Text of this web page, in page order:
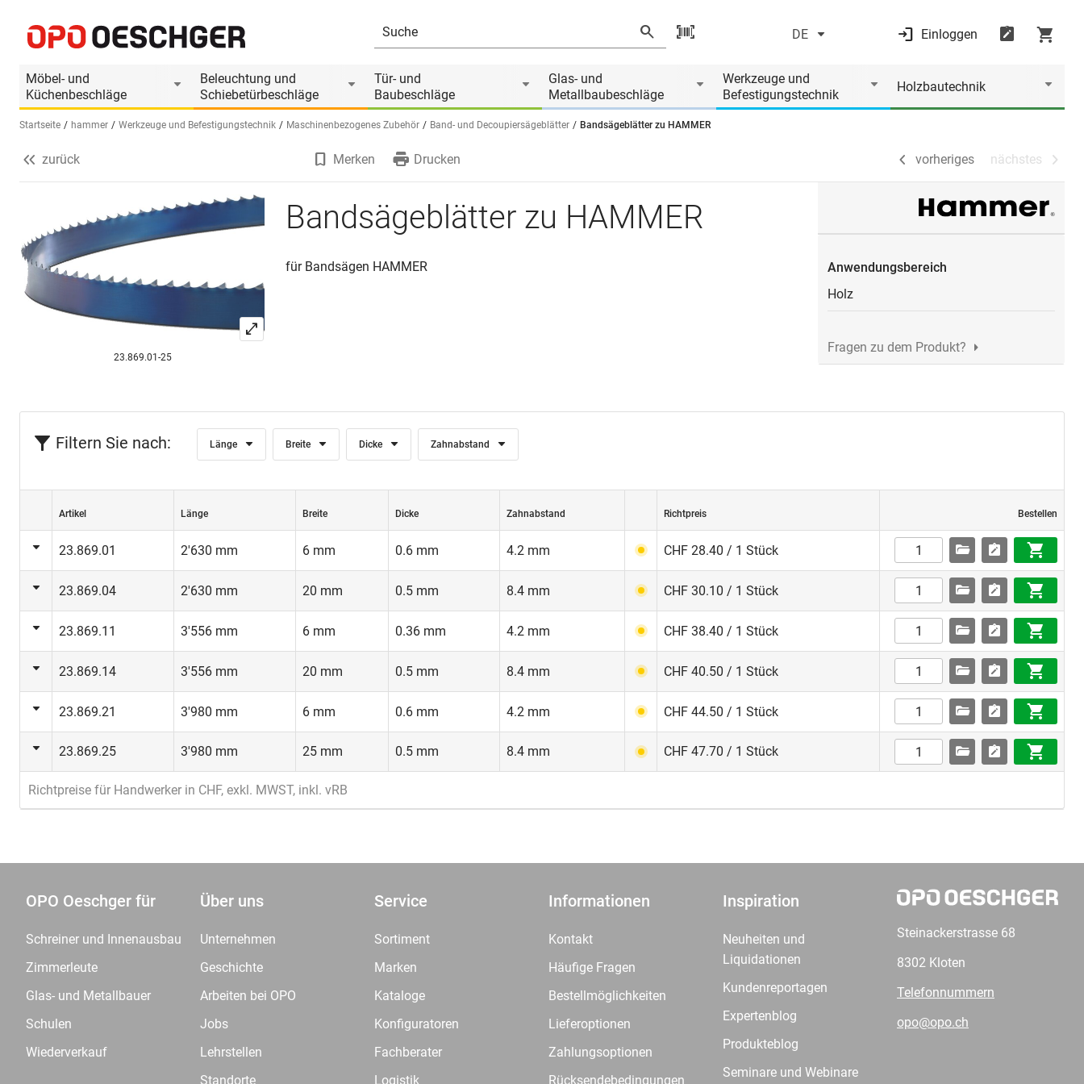
DE Einloggen
Möbel- und
Küchenbeschläge
Beleuchtung und
Schiebetürbeschläge
Tür- und
Baubeschläge
Glas- und
Metallbaubeschläge
Werkzeuge und
Befestigungstechnik
Holzbautechnik
Sprache wählen (DE)
Startseite hammer Werkzeuge und Befestigungstechnik Maschinenbezogenes Zubehör Band- und Decoupiersägeblätter Bandsägeblätter zu HAMMER
Produktinformationen
vorheriges nächstes
zurück Merken Drucken vorheriges nächstes
23.869.01-25
Bandsägeblätter zu HAMMER
für Bandsägen HAMMER
Anwendungsbereich
Holz
Fragen zu dem Produkt?
Filtern Sie nach: Länge Breite Dicke Zahnabstand
Artikel Länge Breite Dicke Zahnabstand Richtpreis Bestellen
23.869.01 2'630 mm 6 mm 0.6 mm 4.2 mm CHF 28.40 / 1 Stück
23.869.04 2'630 mm 20 mm 0.5 mm 8.4 mm CHF 30.10 / 1 Stück
23.869.11 3'556 mm 6 mm 0.36 mm 4.2 mm CHF 38.40 / 1 Stück
23.869.14 3'556 mm 20 mm 0.5 mm 8.4 mm CHF 40.50 / 1 Stück
23.869.21 3'980 mm 6 mm 0.6 mm 4.2 mm CHF 44.50 / 1 Stück
23.869.25 3'980 mm 25 mm 0.5 mm 8.4 mm CHF 47.70 / 1 Stück
Richtpreise für Handwerker in CHF, exkl. MWST, inkl. vRB
OPO Oeschger für
Schreiner und Innenausbau
Zimmerleute
Glas- und Metallbauer
Schulen
Wiederverkauf
Über uns
Unternehmen
Geschichte
Arbeiten bei OPO
Jobs
Lehrstellen
Standorte
Service
Sortiment
Marken
Kataloge
Konfiguratoren
Fachberater
Logistik
Informationen
Kontakt
Häufige Fragen
Bestellmöglichkeiten
Lieferoptionen
Zahlungsoptionen
Rücksendebedingungen
Inspiration
Neuheiten und
Liquidationen
Kundenreportagen
Expertenblog
Produkteblog
Seminare und Webinare
Steinackerstrasse 68
8302 Kloten
Telefonnummern
opo@opo.ch